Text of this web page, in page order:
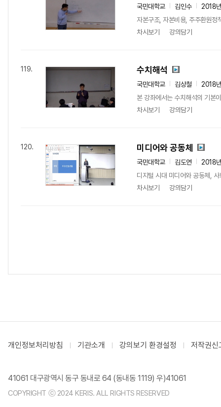
국민대학교 김인수
2018
자본구조, 자본비용, 주주환원정
차시보기
강의담기
119. 수치해석
국민대학교 김상철
2018
본 강좌에서는 수치해석의 기본
차시보기
강의담기
120. 미디어와 공동체
국민대학교 김도연
2018
디지털 시대 미디어와 공동체,
차시보기
강의담기
개인정보처리방침 기관소개 강의보기 환경설정 저작권신
41061 대구광역시 동구 동내로 64 (동내동 1119) 우)41061
COPYRIGHT ⓒ 2024 KERIS. ALL RIGHTS RESERVED